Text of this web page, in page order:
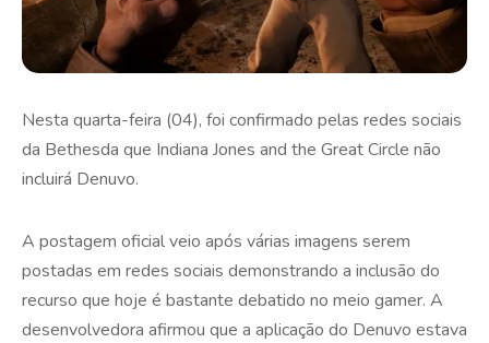
Nesta quarta-feira (04), foi confirmado pelas redes sociais
da Bethesda que Indiana Jones and the Great Circle não
incluirá Denuvo.
A postagem oficial veio após várias imagens serem
postadas em redes sociais demonstrando a inclusão do
recurso que hoje é bastante debatido no meio gamer. A
desenvolvedora afirmou que a aplicação do Denuvo estava